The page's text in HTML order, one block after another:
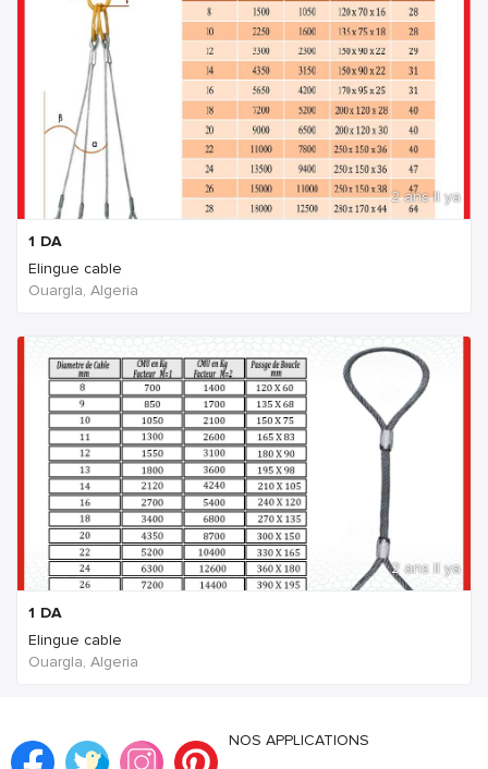
2 ans Il ya
1 DA
Elingue cable
Ouargla, Algeria
2 ans Il ya
1 DA
Elingue cable
Ouargla, Algeria
NOS APPLICATIONS